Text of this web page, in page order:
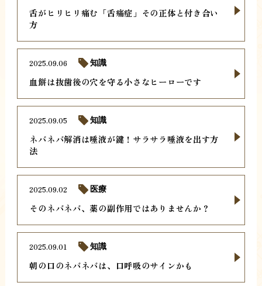
舌がヒリヒリ痛む「舌痛症」その正体と付き合い
方
血餅は抜歯後の穴を守る小さなヒーローです
2025.09.06 知識
ネバネバ解消は唾液が鍵！サラサラ唾液を出す方
法
2025.09.05 知識
そのネバネバ、薬の副作用ではありませんか？
2025.09.02 医療
朝の口のネバネバは、口呼吸のサインかも
2025.09.01 知識